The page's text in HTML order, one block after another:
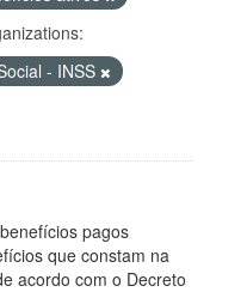
- INSS
pagos
que constam na
acordo com o Decreto